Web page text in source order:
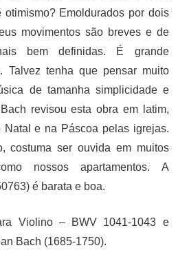
Emoldurados por dois
movimentos são breves e de
bem definidas. É grande
Talvez tenha que pensar muito
de tamanha simplicidade e
revisou esta obra em latim,
e na Páscoa pelas igrejas.
costuma ser ouvida em muitos
nossos apartamentos. A
é barata e boa.
Violino – BWV 1041-1043 e
Bach (1685-1750).